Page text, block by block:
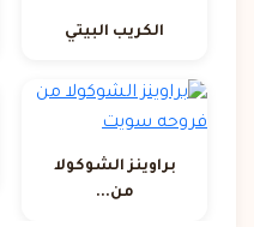
الكريب البيتي
براوينز الشوكولا
من...